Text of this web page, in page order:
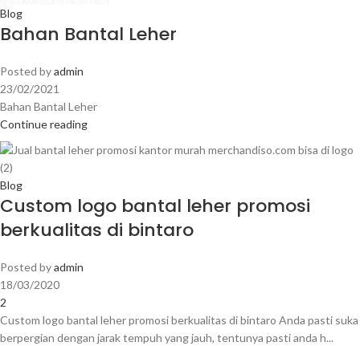
Blog
Bahan Bantal Leher
Posted byadmin
23/02/2021
Bahan Bantal Leher
Continue reading
Blog
Custom logo bantal leher promosi
berkualitas di bintaro
Posted byadmin
18/03/2020
2
Custom logo bantal leher promosi berkualitas di bintaro Anda pasti suka
berpergian dengan jarak tempuh yang jauh, tentunya pasti anda h...